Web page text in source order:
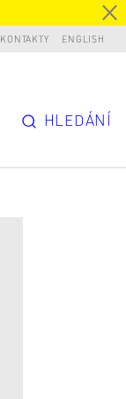
KONTAKTY ENGLISH
HLEDÁNÍ